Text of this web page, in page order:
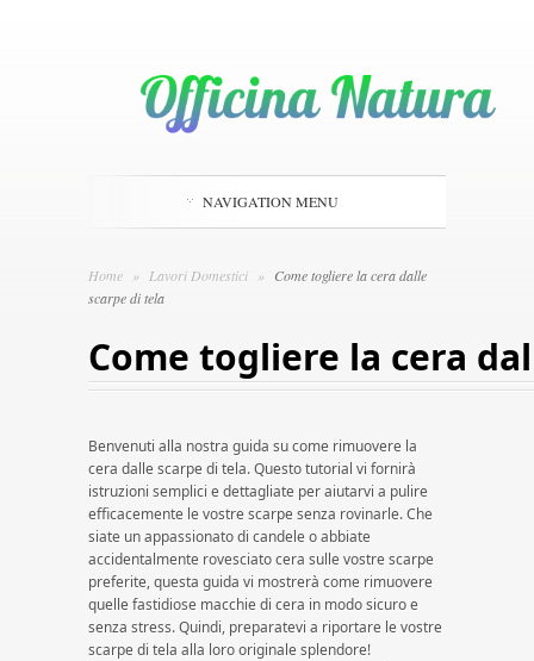
NAVIGATION MENU
Home » Lavori Domestici » Come togliere la cera dalle
scarpe di tela
Come togliere la cera
Benvenuti alla nostra guida su come rimuovere la
cera dalle scarpe di tela. Questo tutorial vi fornirà
istruzioni semplici e dettagliate per aiutarvi a pulire
efficacemente le vostre scarpe senza rovinarle. Che
siate un appassionato di candele o abbiate
accidentalmente rovesciato cera sulle vostre scarpe
preferite, questa guida vi mostrerà come rimuovere
quelle fastidiose macchie di cera in modo sicuro e
senza stress. Quindi, preparatevi a riportare le vostre
scarpe di tela alla loro originale splendore!